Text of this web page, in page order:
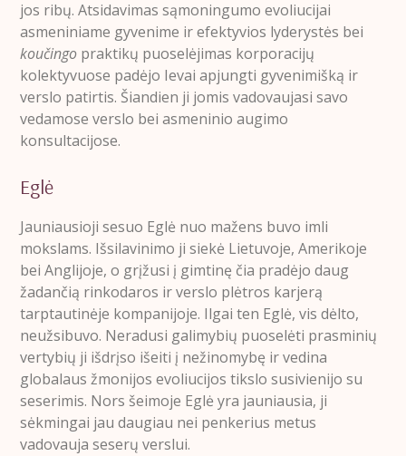
jos ribų. Atsidavimas sąmoningumo evoliucijai
asmeniniame gyvenime ir efektyvios lyderystės bei
koučingo praktikų puoselėjimas korporacijų
kolektyvuose padėjo Ievai apjungti gyvenimišką ir
verslo patirtis. Šiandien ji jomis vadovaujasi savo
vedamose verslo bei asmeninio augimo
konsultacijose.
Eglė
Jauniausioji sesuo Eglė nuo mažens buvo imli
mokslams. Išsilavinimo ji siekė Lietuvoje, Amerikoje
bei Anglijoje, o grįžusi į gimtinę čia pradėjo daug
žadančią rinkodaros ir verslo plėtros karjerą
tarptautinėje kompanijoje. Ilgai ten Eglė, vis dėlto,
neužsibuvo. Neradusi galimybių puoselėti prasminių
vertybių ji išdrįso išeiti į nežinomybę ir vedina
globalaus žmonijos evoliucijos tikslo susivienijo su
seserimis. Nors šeimoje Eglė yra jauniausia, ji
sėkmingai jau daugiau nei penkerius metus
vadovauja seserų verslui.